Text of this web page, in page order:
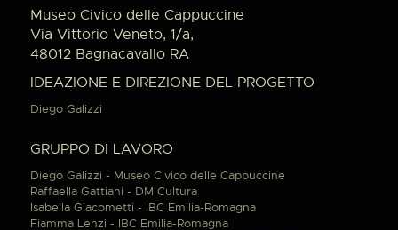
Museo Civico delle Cappuccine
Via Vittorio Veneto, 1/a,
48012 Bagnacavallo RA
IDEAZIONE E DIREZIONE DEL PROGETTO
Diego Galizzi
GRUPPO DI LAVORO
Diego Galizzi - Museo Civico delle Cappuccine
Raffaella Gattiani - DM Cultura
Isabella Giacometti - IBC Emilia-Romagna
Fiamma Lenzi - IBC Emilia-Romagna